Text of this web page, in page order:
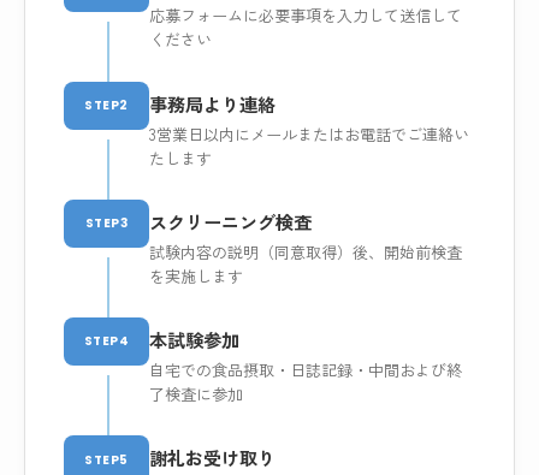
応募フォームに必要事項を入力して送信して
ください
STEP2 事務局より連絡
3営業日以内にメールまたはお電話でご連絡い
たします
STEP3 スクリーニング検査
試験内容の説明（同意取得）後、開始前検査
を実施します
STEP4 本試験参加
自宅での食品摂取・日誌記録・中間および終
了検査に参加
STEP5 謝礼お受け取り